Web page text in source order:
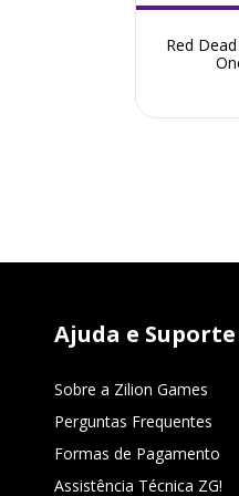
Red
Ajuda e Suporte
Sobre a Zilion Games
Perguntas Frequentes
Formas de Pagamento
Assistência Técnica ZG!